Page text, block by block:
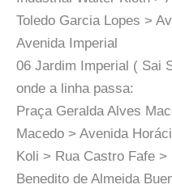
Toledo Garcia Lopes >
Avenida Imperial
06 Jardim Imperial ( Sai
onde a linha passa:
Praça Geralda Alves
Macedo > Avenida
Koli > Rua Castro Fafe
Benedito de Almeida